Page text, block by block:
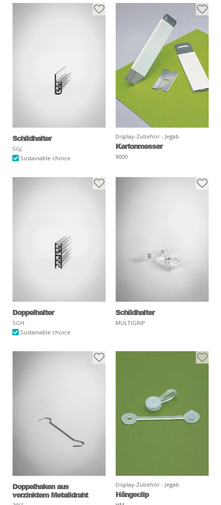
Schildhalter
SGJ
Sustainable choice
Display-Zubehör - Jegab
Kartonmesser
8000
Doppelhalter
SGH
Sustainable choice
Schildhalter
MULTIGRIP
Doppelhaken aus
verzinktem Metalldraht
Display-Zubehör - Jegab
Hängeclip